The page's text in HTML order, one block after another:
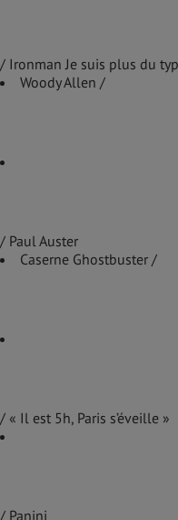
/ Ironman Je suis plus du
Woody Allen /
/ Paul Auster
Caserne Ghostbuster /
/ « Il est 5h, Paris s’éveille »
/ Panini